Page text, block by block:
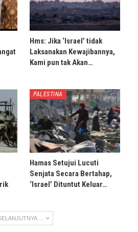
Hms: Jika ‘Israel’ tidak
Laksanakan Kewajibannya,
Kami pun tak Akan…
PALESTINA
Hamas Setujui Lucuti
Senjata Secara Bertahap,
‘Israel’ Dituntut Keluar…
...